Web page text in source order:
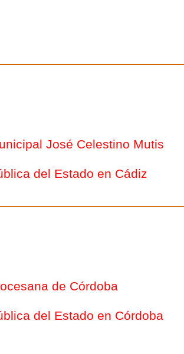
José Celestino Mutis
del Estado en Cádiz
de Córdoba
del Estado en Córdoba